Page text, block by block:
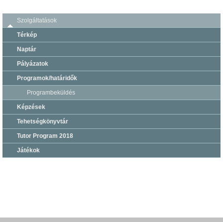
Szolgáltatások
Térkép
Naptár
Pályázatok
Programok/határidők
Programbeküldés
Képzések
Tehetségkönyvtár
Tutor Program 2018
Játékok